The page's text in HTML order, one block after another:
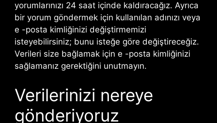
yorumlarınızı 24 saat içinde kaldıracağız. Ayrıca
bir yorum göndermek için kullanılan adınızı veya
e -posta kimliğinizi değiştirmemizi
isteyebilirsiniz; bunu isteğe göre değiştireceğiz.
Verileri size bağlamak için e -posta kimliğinizi
sağlamanız gerektiğini unutmayın.
Verilerinizi nereye
gönderiyoruz